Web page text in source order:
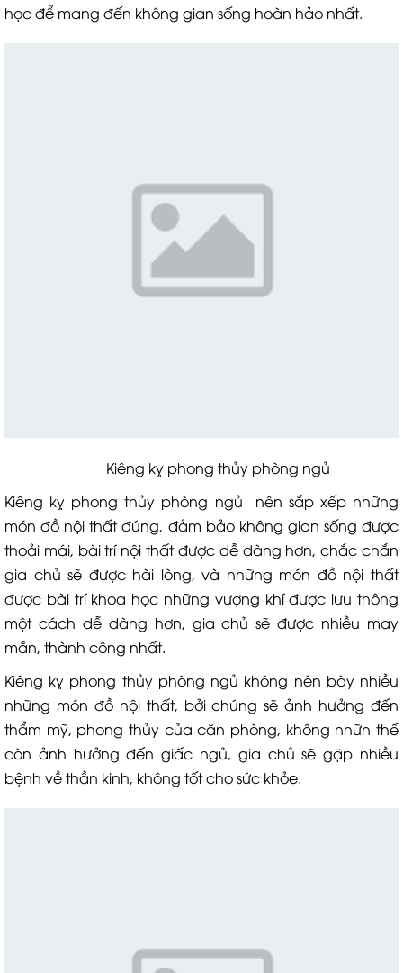
học để mang đến không gian sống hoàn hảo nhất.
Kiêng kỵ phong thủy phòng ngủ
Kiêng kỵ phong thủy phòng ngủ nên sắp xếp những
món đồ nội thất đúng, đảm bảo không gian sống được
thoải mái, bài trí nội thất được dễ dàng hơn, chắc chắn
gia chủ sẽ được hài lòng, và những món đồ nội thất
được bài trí khoa học những vượng khí được lưu thông
một cách dễ dàng hơn, gia chủ sẽ được nhiều may
mắn, thành công nhất.
Kiêng kỵ phong thủy phòng ngủ không nên bày nhiều
những món đồ nội thất, bởi chúng sẽ ảnh hưởng đến
thẩm mỹ, phong thủy của căn phòng, không nhữn thế
còn ảnh hưởng đến giấc ngủ, gia chủ sẽ gặp nhiều
bệnh về thần kinh, không tốt cho sức khỏe.